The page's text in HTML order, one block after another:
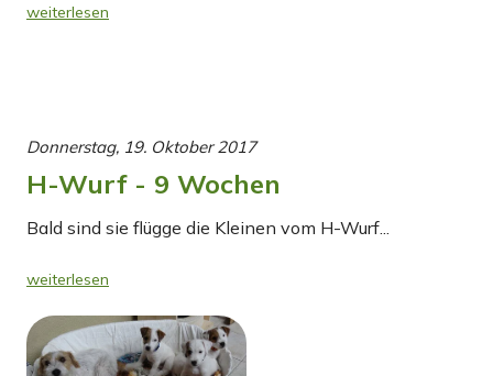
weiterlesen
Donnerstag, 19. Oktober 2017
H-Wurf - 9 Wochen
Bald sind sie flügge die Kleinen vom H-Wurf...
weiterlesen